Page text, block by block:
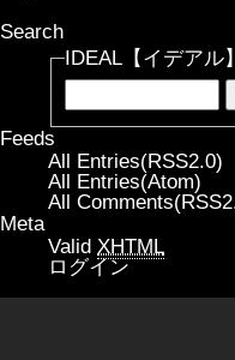
Search
IDEAL【イデアル
Feeds
All Entries(RSS2.0)
All Entries(Atom)
All
Meta
Valid XHTML
ログイン